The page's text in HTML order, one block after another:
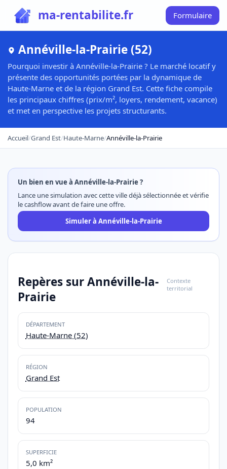
ma-rentabilite.fr Formulaire
Annéville-la-Prairie (52)
Pourquoi investir à Annéville-la-Prairie ? Le marché locatif y
présente des opportunités portées par la dynamique de
Haute-Marne et de la région Grand Est. Cette fiche compile
les principaux chiffres (prix/m², loyers, rendement, vacance)
et met en perspective les projets structurants.
Accueil/Grand Est/Haute-Marne/Annéville-la-Prairie
Un bien en vue à Annéville-la-Prairie ?
Lance une simulation avec cette ville déjà sélectionnée et vérifie
le cashflow avant de faire une offre.
Simuler à Annéville-la-Prairie
Repères sur Annéville-la-
Prairie
Contexte
territorial
DÉPARTEMENT
Haute-Marne (52)
RÉGION
Grand Est
POPULATION
94
SUPERFICIE
5,0 km²